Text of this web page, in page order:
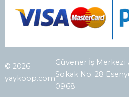
© 2026
yaykoop.com
Güvener İş Merkezi
Sokak No: 28
0968